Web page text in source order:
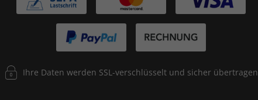
Ihre Daten werden SSL-verschlüsselt und sicher übertragen